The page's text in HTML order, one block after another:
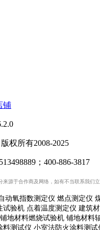
铺
权所有2008-2025
；400-886-3817
来源于合作商及网络，如有不当联系我们立
动氧指数测定仪 燃点测定仪
验机 点着温度测定仪 建筑
地材料燃烧试验机 铺地材料
测试仪 小室法防火涂料测